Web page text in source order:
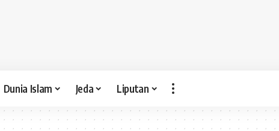
Dunia Islam Jeda Liputan